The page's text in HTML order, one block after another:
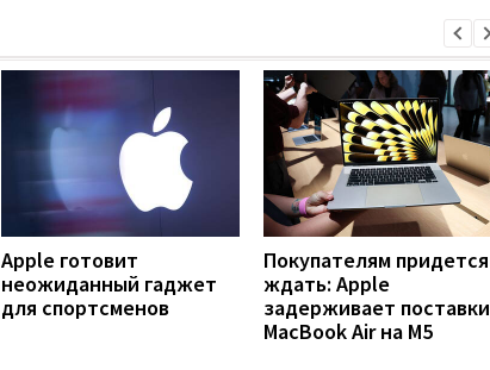
Apple готовит
неожиданный гаджет
для спортсменов
Покупателям придется
ждать: Apple
задерживает поставки
MacBook Air на M5